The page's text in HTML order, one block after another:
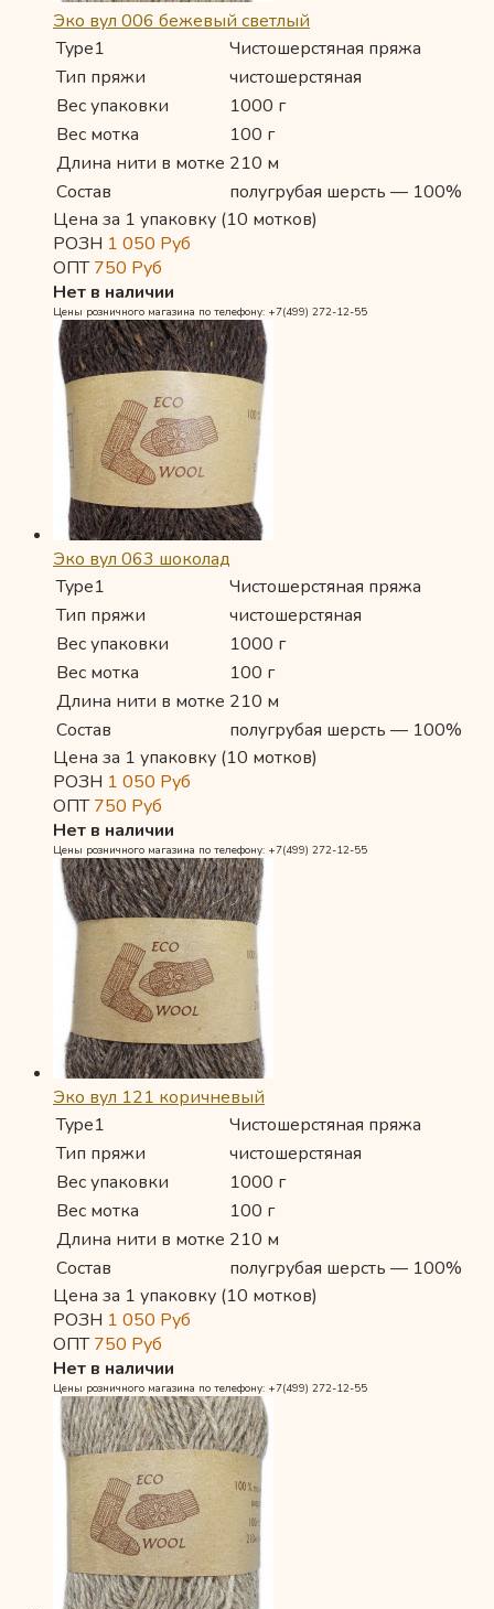
Эко вул 006 бежевый светлый
Type1
Чистошерстяная пряжа
Тип пряжи
чистошерстяная
Вес упаковки
1000 г
Вес мотка
100 г
Длина нити в мотке 210 м
Состав
полугрубая шерсть — 100%
Цена за 1 упаковку (10 мотков)
РОЗН 1 050 Руб
ОПТ750 Руб
Нет в наличии
Цены розничного магазина по телефону: +7(499) 272-12-55
Эко вул 063 шоколад
Type1
Чистошерстяная пряжа
Тип пряжи
чистошерстяная
Вес упаковки
1000 г
Вес мотка
100 г
Длина нити в мотке 210 м
Состав
полугрубая шерсть — 100%
Цена за 1 упаковку (10 мотков)
РОЗН 1 050 Руб
ОПТ750 Руб
Нет в наличии
Цены розничного магазина по телефону: +7(499) 272-12-55
Эко вул 121 коричневый
Type1
Чистошерстяная пряжа
Тип пряжи
чистошерстяная
Вес упаковки
1000 г
Вес мотка
100 г
Длина нити в мотке 210 м
Состав
полугрубая шерсть — 100%
Цена за 1 упаковку (10 мотков)
РОЗН 1 050 Руб
ОПТ750 Руб
Нет в наличии
Цены розничного магазина по телефону: +7(499) 272-12-55